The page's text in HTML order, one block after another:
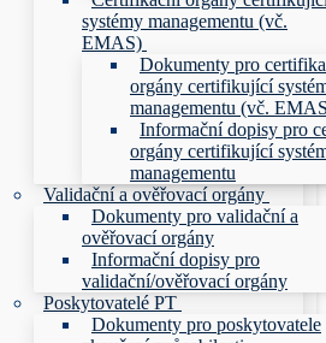
systémy managementu (vč.
EMAS)
Dokumenty pro
orgány certifikující
managementu (vč.
Informační dopisy pro
orgány certifikující
managementu
Validační a ověřovací orgány
Dokumenty pro validační a
ověřovací orgány
Informační dopisy pro
validační/ověřovací orgány
Poskytovatelé PT
Dokumenty pro poskytovatele